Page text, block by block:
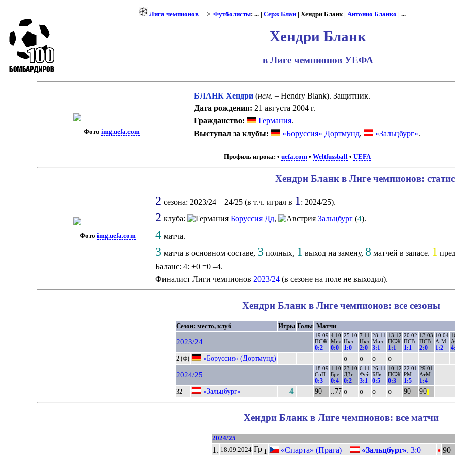
Лига чемпионов —>Футболисты: ... |Серж Блан | Хендри Бланк |Антонио Бланко | ...
Хендри Бланк
в Лиге чемпионов УЕФА
Фото img.uefa.com
БЛАНК Хендри (нем. – Hendry Blank). Защитник.
Дата рождения: 21 августа 2004 г.
Гражданство:
Германия.
Выступал за клубы:
«Боруссия» Дортмунд, «Зальцбург».
Профиль игрока: •uefa.com •Weltfussball •UEFA
Фото img.uefa.com
Хендри Бланк в Лиге чемпионов:
2 сезона: 2023/24 – 24/25 (в т.ч. играл в 1 : 2024/25).
2 клуба: Боруссия Дд, Зальцбург(4).
4матча.
3 матча в основном составе, 3 полных, 1 выход на замену, 8 матчей в запасе. 1
Баланс: 4: +0 =0 –4.
Финалист Лиги чемпионов 2023/24(в сезоне на поле не выходил).
Хендри Бланк в Лиге чемпионов: все сезоны
Сезон: место, клуб Игры Голы Матчи
2023/24
19.09
ПСЖ
0:2
4.10
Мил
0:0
25.10
Нкл
1:0
7.11
Нкл
2:0
28.11
Мил
3:1
13.12
ПСЖ
1:1
20.02
ПСВ
1:1
13.03
ПСВ
2:0
10.04
АтМ
1:2
2 (Ф) «Боруссия» (Дортмунд) о о о о
2024/25
18.09
СпП
0:3
1.10
Бре
0:4
23.10
ДЗг
0:2
6.11
Фей
3:1
26.11
БЛв
0:5
10.12
ПСЖ
0:3
22.01
РМ
1:5
29.01
АтМ
1:4
32 «Зальцбург» 4 90 ..77 о о о о 90 90||
Хендри Бланк в Лиге чемпионов: все матчи
2024/25
1. 18.09.2024 Гр 1 «Спарта» (Прага) – «Зальцбург». 3:0 • 90